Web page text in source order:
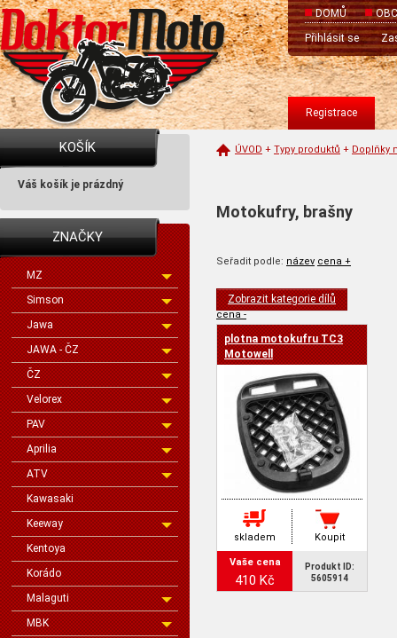
DOMŮ
Přihlásit se
Registrace
KOŠÍK
Váš košík je prázdný
ZNAČKY
MZ
Simson
Jawa
JAWA - ČZ
ČZ
Velorex
PAV
Aprilia
ATV
Kawasaki
Keeway
Kentoya
Korádo
Malaguti
MBK
ÚVOD + Typy produktů + Doplňky
Motokufry, brašny
Seřadit podle: název cena +
cena -
Zobrazit kategorie dílů
plotna motokufru TC3
Motowell
skladem Koupit
Vaše cena
410 Kč
Produkt ID:
5605914